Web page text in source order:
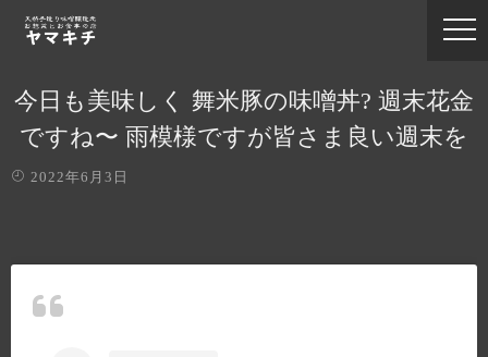
今日も美味しく 舞米豚の味噌丼? 週末花金
ですね〜 雨模様ですが皆さま良い週末を️
2022年6月3日